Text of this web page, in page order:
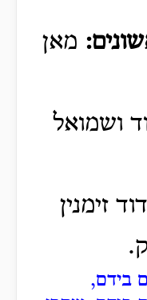
מאן
ושמואל
זימנין
בידם,